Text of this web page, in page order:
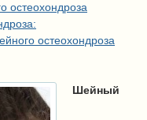
остеохондроза
остеохондроза
Шейный